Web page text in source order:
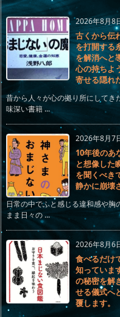
2026年8月8
古くから伝
を打開する
を解消へと
心の持ちよ
寄せる隠れ
昔から人々が心の拠り所にしてき
味深い書籍 ...
2026年8月7
10年後のあ
と想像した
を聞くべき
静かに崩壊
日常の中でふと感じる違和感や
まま日々の ...
2026年8月6
食べるだけ
知っていま
の秘密を解
せる儀式へ
覆します。